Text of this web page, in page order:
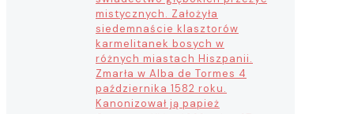
mistycznych. Założyła
siedemnaście klasztorów
karmelitanek bosych w
różnych miastach Hiszpanii.
Zmarła w Alba de Tormes 4
października 1582 roku.
Kanonizował ją papież